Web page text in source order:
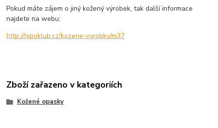
Pokud máte zájem o jiný kožený výrobek, tak další informace
najdete na webu:
http://hipoklub.cz/kozene-vyrobky/m37
Zboží zařazeno v kategoriích
Kožené opasky